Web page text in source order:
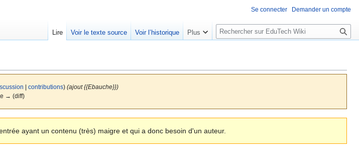
contributions) (ajout {{Ebauche}})
→ (diff)
ayant un contenu (très) maigre et qui a donc besoin d'un auteur.
Se connecter Demander un compte
Lire Voir le texte source Voir l’historique Plus
R
e
e
h
e
r